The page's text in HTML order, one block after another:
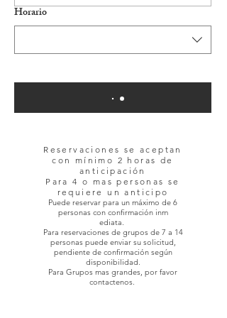
Horario
Reservaciones se aceptan
con mínimo 2 horas de
anticipación
Para 4 o mas personas se
requiere un anticipo
Puede reservar para un máximo de 6
personas con confirmación inm
ediata.
Para reservaciones de grupos de 7 a 14
personas puede enviar su solicitud,
pendiente de confirmación según
disponibilidad.
Para Grupos mas grandes, por favor
contactenos.